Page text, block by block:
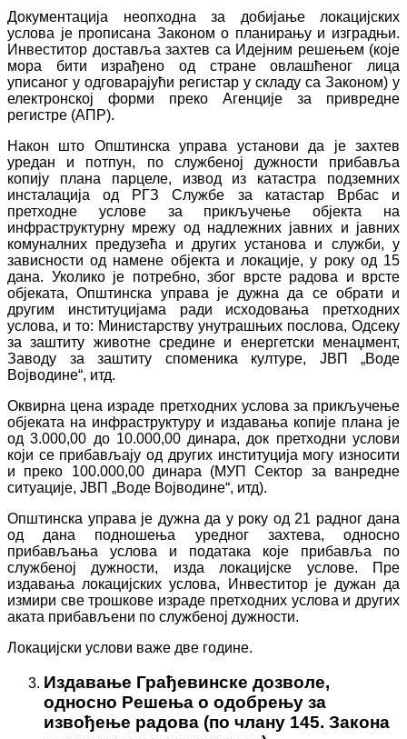
Документација неопходна за добијање локацијских
услова је прописана Законом о планирању и изградњи.
Инвеститор доставља захтев са Идејним решењем (које
мора бити израђено од стране овлашћеног лица
уписаног у одговарајући регистар у складу са Законом) у
електронској форми преко Агенције за привредне
регистре (АПР).
Након што Општинска управа установи да је захтев
уредан и потпун, по службеној дужности прибавља
копију плана парцеле, извод из катастра подземних
инсталација од РГЗ Службе за катастар Врбас и
претходне услове за прикључење објекта на
инфраструктурну мрежу од надлежних јавних и јавних
комуналних предузећа и других установа и служби, у
зависности од намене објекта и локације, у року од 15
дана. Уколико је потребно, због врсте радова и врсте
објеката, Општинска управа је дужна да се обрати и
другим институцијама ради исходовања претходних
услова, и то: Министарству унутрашњих послова, Одсеку
за заштиту животне средине и енергетски менаџмент,
Заводу за заштиту споменика културе, ЈВП „Воде
Војводине“, итд.
Оквирна цена израде претходних услова за прикључење
објеката на инфраструктуру и издавања копије плана је
од 3.000,00 до 10.000,00 динара, док претходни услови
који се прибављају од других институција могу износити
и преко 100.000,00 динара (МУП Сектор за ванредне
ситуације, ЈВП „Воде Војводине“, итд).
Општинска управа је дужна да у року од 21 радног дана
од дана подношења уредног захтева, односно
прибављања услова и података које прибавља по
службеној дужности, изда локацијске услове. Пре
издавања локацијских услова, Инвеститор је дужан да
измири све трошкове израде претходних услова и других
аката прибављени по службеној дужности.
Локацијски услови важе две године.
Издавање Грађевинске дозволе,
односно Решења о одобрењу за
извођење радова (по члану 145. Закона